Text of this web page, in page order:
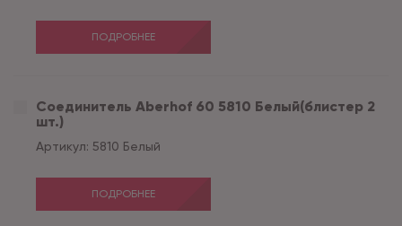
ПОДРОБНЕЕ
Соединитель Aberhof 60 5810 Белый(блистер 2
шт.)
Артикул: 5810 Белый
ПОДРОБНЕЕ